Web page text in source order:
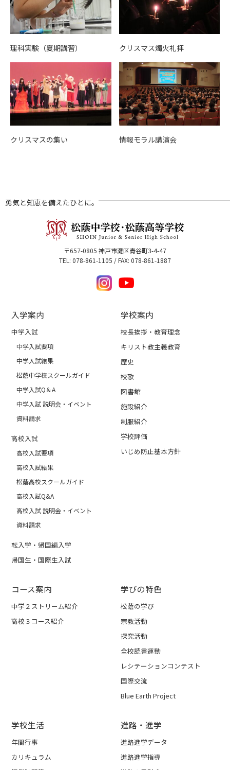
理科実験（夏期講習） クリスマス燭火礼拝
クリスマスの集い 情報モラル講演会
勇気と知恵を備えたひとに。
〒657-0805 神戸市灘区青谷町3-4-47
TEL: 078-861-1105 / FAX: 078-861-1887
入学案内
中学入試
中学入試要項
中学入試結果
松蔭中学校スクールガイド
中学入試Q＆A
中学入試 説明会・イベント
資料請求
高校入試
高校入試要項
高校入試結果
松蔭高校スクールガイド
高校入試Q&A
高校入試 説明会・イベント
資料請求
転入学・帰国編入学
帰国生・国際生入試
学校案内
校長挨拶・教育理念
キリスト教主義教育
歴史
校歌
図書館
施設紹介
制服紹介
学校評価
いじめ防止基本方針
コース案内
中学２ストリーム紹介
高校３コース紹介
学びの特色
松蔭の学び
宗教活動
探究活動
全校読書運動
レシテーションコンテスト
国際交流
Blue Earth Project
学校生活
年間行事
カリキュラム
進路・進学
進路進学データ
進路進学指導